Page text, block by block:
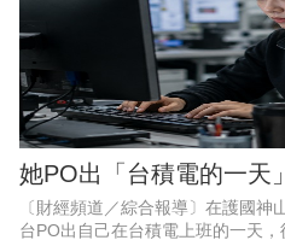
她PO出「台積電的一天
〔財經頻道／綜合報導〕在護國
台PO出自己在台積電上班的一天